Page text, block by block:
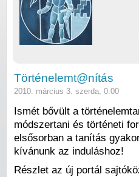
Történelemt@nítás
2010. március 3. szerda, 0:00
Ismét bővült a
módszertani és történeti
elsősorban a tanítás
kívánunk az induláshoz!
Részlet az új portál